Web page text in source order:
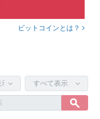
ビットコインとは？